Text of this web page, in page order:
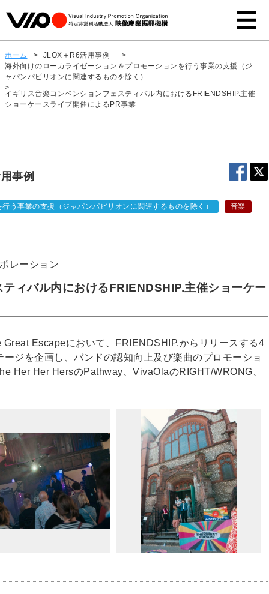
ホーム > JLOX＋R6活用事例
>
海外向けのローカライゼーション＆プロモーションを行う事業の支援（ジ
ャパンパビリオンに関連するものを除く）
>
イギリス音楽コンベンションフェスティバル内におけるFRIENDSHIP.主催
ショーケースライブ開催によるPR事業
事例
う事業の支援（ジャパンパビリオンに関連するものを除く） 音楽
レーション
ィバル内におけるFRIENDSHIP.主催ショーケー
Escapeにおいて、FRIENDSHIP.からリリースする4
ジを企画し、バンドの認知向上及び楽曲のプロモーショ
Her Her HersのPathway、VivaOlaのRIGHT/WRONG、